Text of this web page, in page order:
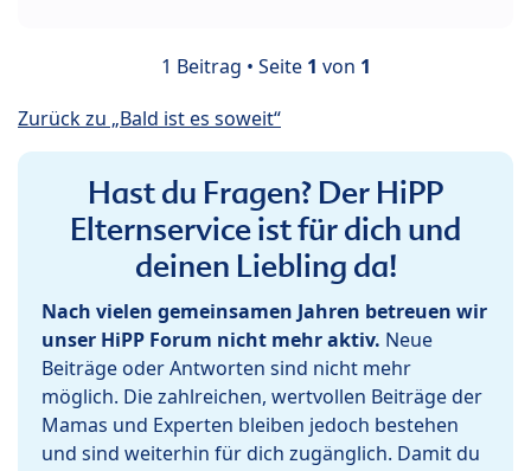
1 Beitrag • Seite 1 von 1
Zurück zu „Bald ist es soweit“
Hast du Fragen? Der HiPP
Elternservice ist für dich und
deinen Liebling da!
Nach vielen gemeinsamen Jahren betreuen wir
unser HiPP Forum nicht mehr aktiv. Neue
Beiträge oder Antworten sind nicht mehr
möglich. Die zahlreichen, wertvollen Beiträge der
Mamas und Experten bleiben jedoch bestehen
und sind weiterhin für dich zugänglich. Damit du